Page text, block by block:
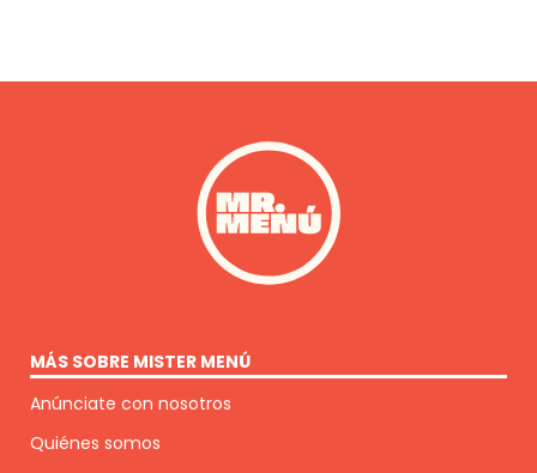
MÁS SOBRE MISTER MENÚ
Anúnciate con nosotros
Quiénes somos